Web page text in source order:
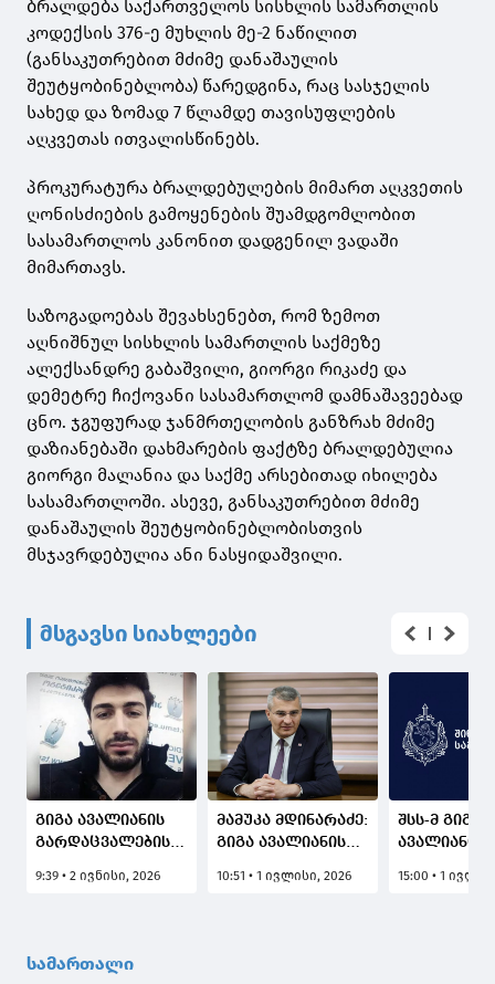
ბრალდება საქართველოს სისხლის სამართლის
კოდექსის 376-ე მუხლის მე-2 ნაწილით
(განსაკუთრებით მძიმე დანაშაულის
შეუტყობინებლობა) წარედგინა, რაც სასჯელის
სახედ და ზომად 7 წლამდე თავისუფლების
აღკვეთას ითვალისწინებს.
პროკურატურა ბრალდებულების მიმართ აღკვეთის
ღონისძიების გამოყენების შუამდგომლობით
სასამართლოს კანონით დადგენილ ვადაში
მიმართავს.
საზოგადოებას შევახსენებთ, რომ ზემოთ
აღნიშნულ სისხლის სამართლის საქმეზე
ალექსანდრე გაბაშვილი, გიორგი რიკაძე და
დემეტრე ჩიქოვანი სასამართლომ დამნაშავეებად
ცნო. ჯგუფურად ჯანმრთელობის განზრახ მძიმე
დაზიანებაში დახმარების ფაქტზე ბრალდებულია
გიორგი მალანია და საქმე არსებითად იხილება
სასამართლოში. ასევე, განსაკუთრებით მძიმე
დანაშაულის შეუტყობინებლობისთვის
მსჯავრდებულია ანი ნასყიდაშვილი.
მსგავსი სიახლეები
გიგა ავალიანის
გარდაცვალების
ბრალდებულ ანი
პატიმრობა
მიესაჯა, ხოლო
9:39 • 2 ივნისი, 2026
მამუკა მდინარაძე:
გიგა ავალიანის
მიმდინარეობს
10:51 • 1 ივლისი, 2026
შსს-მ გიგა
ავალიანის
საქმეზე შს
15:00 • 1
სამართალი